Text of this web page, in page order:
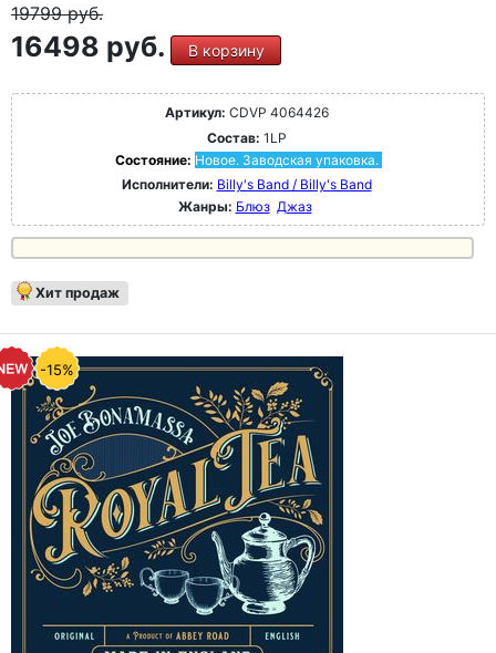
19799руб.
16498 руб. В корзину
Артикул: CDVP 4064426
Состав: 1LP
Состояние: Новое. Заводская упаковка.
Исполнители: Billy's Band / Billy's Band
Жанры: Блюз Джаз
Хит продаж
-15%